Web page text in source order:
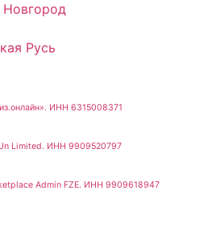
Русь
ИНН 6315008371
Limited. ИНН 9909520797
Admin FZE. ИНН 9909618947